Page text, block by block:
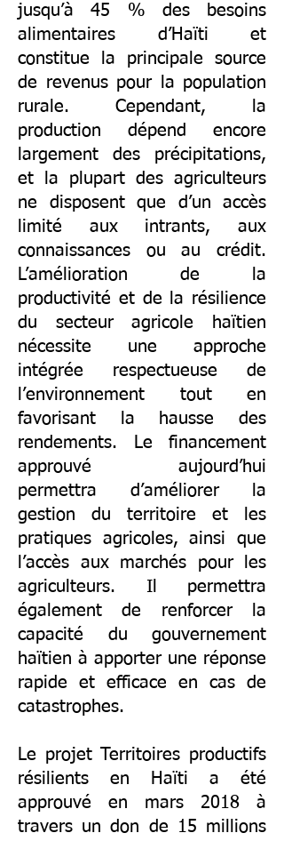
jusqu’à 45 % des besoins
alimentaires d’Haïti et
constitue la principale source
de revenus pour la population
rurale. Cependant, la
production dépend encore
largement des précipitations,
et la plupart des agriculteurs
ne disposent que d’un accès
limité aux intrants, aux
connaissances ou au crédit.
L’amélioration de la
productivité et de la résilience
du secteur agricole haïtien
nécessite une approche
intégrée respectueuse de
l’environnement tout en
favorisant la hausse des
rendements. Le financement
approuvé aujourd’hui
permettra d’améliorer la
gestion du territoire et les
pratiques agricoles, ainsi que
l’accès aux marchés pour les
agriculteurs. Il permettra
également de renforcer la
capacité du gouvernement
haïtien à apporter une réponse
rapide et efficace en cas de
catastrophes.
Le projet Territoires productifs
résilients en Haïti a été
approuvé en mars 2018 à
travers un don de 15 millions